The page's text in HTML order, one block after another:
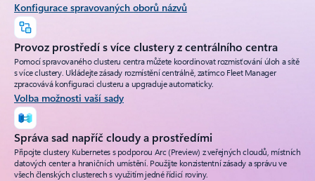
Konfigurace spravovaných oborů názvů
Provoz prostředí s více clustery z centrálního centra
Pomocí spravovaného clusteru centra můžete koordinovat rozmisťování úloh a sítě
s více clustery. Ukládejte zásady rozmístění centrálně, zatímco Fleet Manager
zpracovává konfiguraci clusteru a upgraduje automaticky.
Volba možnosti vaší sady
Správa sad napříč cloudy a prostředími
Připojte clustery Kubernetes s podporou Arc (Preview) z veřejných cloudů, místních
datových center a hraničních umístění. Použijte konzistentní zásady a správu ve
všech členských clusterech s využitím jedné řídicí roviny.